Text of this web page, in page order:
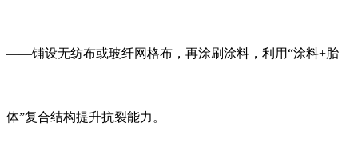
——铺设无纺布或玻纤网格布，再涂刷涂料，利用“涂料+胎
体”复合结构提升抗裂能力。